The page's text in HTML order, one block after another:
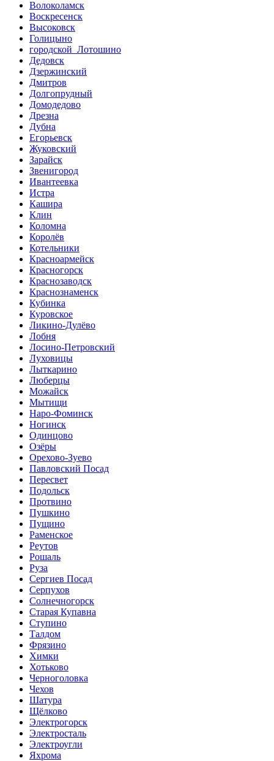
Волоколамск
Воскресенск
Высоковск
Голицыно
городской Лотошино
Дедовск
Дзержинский
Дмитров
Долгопрудный
Домодедово
Дрезна
Дубна
Егорьевск
Жуковский
Зарайск
Звенигород
Ивантеевка
Истра
Кашира
Клин
Коломна
Королёв
Котельники
Красноармейск
Красногорск
Краснозаводск
Краснознаменск
Кубинка
Куровское
Ликино-Дулёво
Лобня
Лосино-Петровский
Луховицы
Лыткарино
Люберцы
Можайск
Мытищи
Наро-Фоминск
Ногинск
Одинцово
Озёры
Орехово-Зуево
Павловский Посад
Пересвет
Подольск
Протвино
Пушкино
Пущино
Раменское
Реутов
Рошаль
Руза
Сергиев Посад
Серпухов
Солнечногорск
Старая Купавна
Ступино
Талдом
Фрязино
Химки
Хотьково
Черноголовка
Чехов
Шатура
Щёлково
Электрогорск
Электросталь
Электроугли
Яхрома